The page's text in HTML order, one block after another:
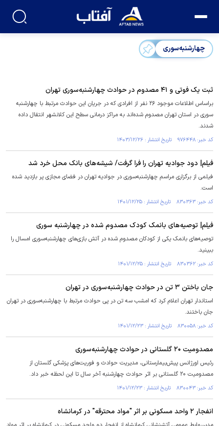
چهارشنبه‌سوری
ثبت یک فوتی و ۴۱ مصدوم در حوادث چهارشنبه‌سوری تهران
براساس اطلاعات موجود ۲۶ نفر از افرادی که در جریان این حوادث مرتبط با چهارشنبه
سوری در استان تهران مصدوم شده‌اند به مراکز درمانی سطح این کلانشهر انتقال داده
شدند.
کد خبر: ۹۷۶۴۴۸ تاریخ انتشار : ۱۴۰۳/۱۲/۲۶
فیلم| دود جوادیه تهران را فرا گرفت/ شیشه‌های بانک محل خرد شد
فیلمی از برگزاری مراسم چهارشنبه‌سوری در جوادیه تهران در فضای مجازی پر بازدید شده
است.
کد خبر: ۸۳۰۳۶۳ تاریخ انتشار : ۱۴۰۱/۱۲/۲۵
فیلم| توصیه‌های بانمک کودک مصدوم شده در چهارشنبه سوری
توصیه‌های بانمک یکی از کودکان مصدوم شده در آتش بازی‌های چهارشنبه‌سوری امسال را
ببینید.
کد خبر: ۸۳۰۳۶۲ تاریخ انتشار : ۱۴۰۱/۱۲/۲۵
جان باختن ۳ تن در حوادث چهارشنبه‌سوری در تهران
استاندار تهران اعلام کرد که امشب سه تن در پی حوادث مرتبط با چهارشنبه‌سوری در تهران
جان باختند.
کد خبر: ۸۳۰۰۵۸ تاریخ انتشار : ۱۴۰۱/۱۲/۲۳
مصدومیت ۲۰ گلستانی در حوادث چهارشنبه‌سوری
رئیس اورژانس پیش‌بیمارستانی، مدیریت حوادث و فوریت‌های پزشکی گلستان از
مصدومیت ۲۰ گلستانی بر اثر حوادث چهارشنبه آخر سال تا این لحظه خبر داد.
کد خبر: ۸۳۰۰۴۳ تاریخ انتشار : ۱۴۰۱/۱۲/۲۳
انفجار ۲ واحد مسکونی بر اثر "مواد محترقه" در کرمانشاه